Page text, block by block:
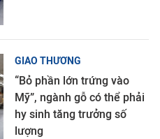
GIAO THƯƠNG
“Bỏ phần lớn trứng vào
Mỹ”, ngành gỗ có thể phải
hy sinh tăng trưởng số
lượng